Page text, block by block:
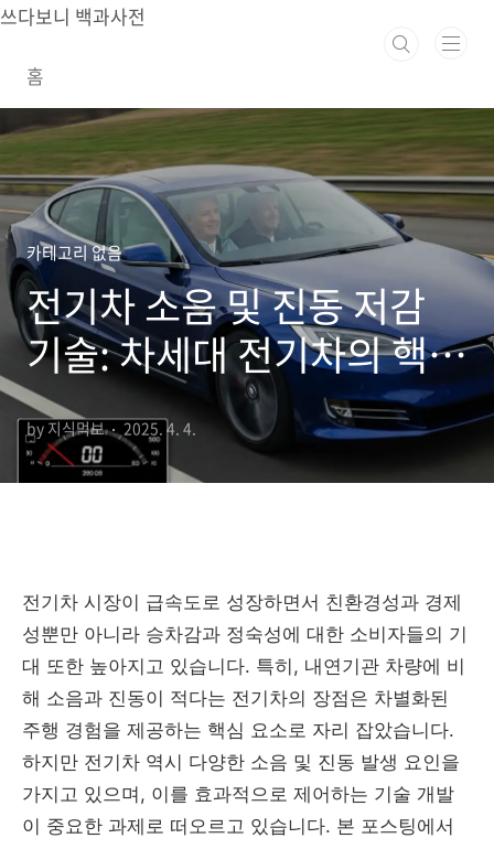
본문 바로가기
쓰다보니 백과사전
홈
카테고리 없음
전기차 소음 및 진동 저감
기술: 차세대 전기차의 핵심
경쟁력
by 지식먹보 2025. 4. 4.
전기차 시장이 급속도로 성장하면서 친환경성과 경제
성뿐만 아니라 승차감과 정숙성에 대한 소비자들의 기
대 또한 높아지고 있습니다. 특히, 내연기관 차량에 비
해 소음과 진동이 적다는 전기차의 장점은 차별화된
주행 경험을 제공하는 핵심 요소로 자리 잡았습니다.
하지만 전기차 역시 다양한 소음 및 진동 발생 요인을
가지고 있으며, 이를 효과적으로 제어하는 기술 개발
이 중요한 과제로 떠오르고 있습니다. 본 포스팅에서